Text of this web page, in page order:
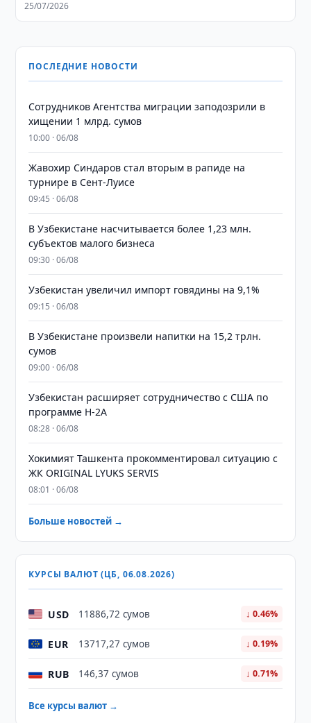
25/07/2026
ПОСЛЕДНИЕ НОВОСТИ
Сотрудников Агентства миграции заподозрили в
хищении 1 млрд. сумов
10:00 · 06/08
Жавохир Синдаров стал вторым в рапиде на
турнире в Сент-Луисе
09:45 · 06/08
В Узбекистане насчитывается более 1,23 млн.
субъектов малого бизнеса
09:30 · 06/08
Узбекистан увеличил импорт говядины на 9,1%
09:15 · 06/08
В Узбекистане произвели напитки на 15,2 трлн.
сумов
09:00 · 06/08
Узбекистан расширяет сотрудничество с США по
программе H-2A
08:28 · 06/08
Хокимият Ташкента прокомментировал ситуацию с
ЖК ORIGINAL LYUKS SERVIS
08:01 · 06/08
Больше новостей →
КУРСЫ ВАЛЮТ (ЦБ, 06.08.2026)
USD 11886,72 сумов ↓ 0.46%
EUR 13717,27 сумов ↓ 0.19%
RUB 146,37 сумов ↓ 0.71%
Все курсы валют →